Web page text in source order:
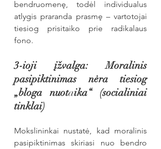
bendruomenę, todėl individualus
atlygis praranda prasmę – vartotojai
tiesiog prisitaiko prie radikalaus
fono.
3-ioji įžvalga: Moralinis
pasipiktinimas nėra tiesiog
„bloga nuotaika“ (socialiniai
tinklai)
Mokslininkai nustatė, kad moralinis
pasipiktinimas skiriasi nuo bendro